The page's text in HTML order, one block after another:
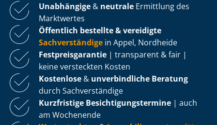
Unabhängige & neutrale Ermittlung des
Marktwertes
Öffentlich bestellte & vereidigte
Sachverständige in Appel, Nordheide
Fest­preis­ga­ran­tie | transparent & fair |
keine versteckten Kosten
Kostenlose & unverbindliche Beratung
durch Sachverständige
Kurzfristige Be­sich­ti­gungs­ter­mi­ne | auch
am Wochenende